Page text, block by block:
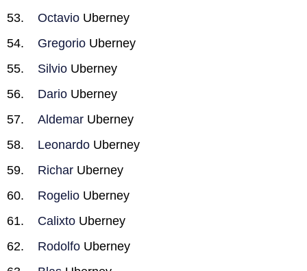
Octavio Uberney
Gregorio Uberney
Silvio Uberney
Dario Uberney
Aldemar Uberney
Leonardo Uberney
Richar Uberney
Rogelio Uberney
Calixto Uberney
Rodolfo Uberney